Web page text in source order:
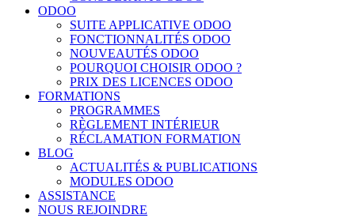
ODOO
SUITE APPLICATIVE ODOO
FONCTIONNALITÉS ODOO
NOUVEAUTÉS ODOO
POURQUOI CHOISIR ODOO ?
PRIX DES LICENCES ODOO
FORMATIONS
PROGRAMMES
RÈGLEMENT INTÉRIEUR
RÉCLAMATION FORMATION
BLOG
ACTUALITÉS & PUBLICATIONS
MODULES ODOO
ASSISTANCE
NOUS REJOINDRE